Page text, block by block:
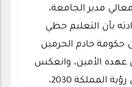
مدير الجامعة،
بأن التعليم حظي
حكومة خادم الحرمين
عهده الأمين، وانعكس
هذا لاهتمام في رؤية المملكة 2030،